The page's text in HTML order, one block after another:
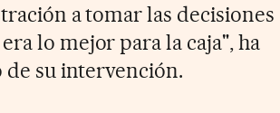
a tomar las decisiones
lo mejor para la caja", ha
su intervención.